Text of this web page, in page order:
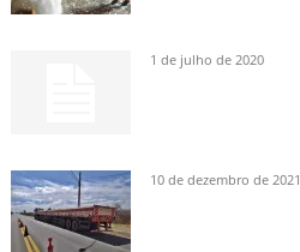
1 de julho de 2020
10 de dezembro de 2021